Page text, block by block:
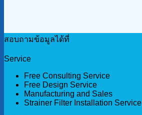
สอบถามข้อมูลได้ที่
Service
Free Consulting Service
Free Design Service
Manufacturing and Sales
Strainer Filter Installation Service